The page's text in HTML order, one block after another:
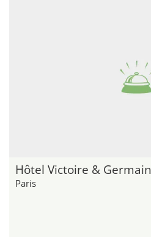
Hôtel Victoire & Germain
Paris